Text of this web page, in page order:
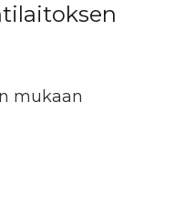
mukaan